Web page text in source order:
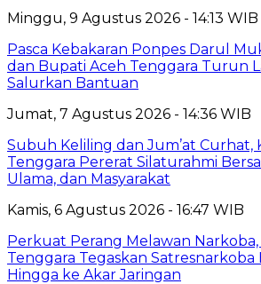
Minggu, 9 Agustus 2026 - 14:13 WIB
Pasca Kebakaran Ponpes Darul
dan Bupati Aceh Tenggara Turun
Salurkan Bantuan
Jumat, 7 Agustus 2026 - 14:36 WIB
Subuh Keliling dan Jum’at Curhat,
Tenggara Pererat Silaturahmi
Ulama, dan Masyarakat
Kamis, 6 Agustus 2026 - 16:47 WIB
Perkuat Perang Melawan Narkoba,
Tenggara Tegaskan
Hingga ke Akar Jaringan